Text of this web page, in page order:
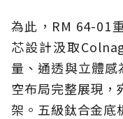
為此，RM 64-01
芯設計汲取
量、通透與立體
空布局完整展現，
架。五級鈦合金底